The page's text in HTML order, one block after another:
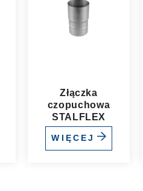
Złączka
czopuchowa
STALFLEX
WIĘCEJ